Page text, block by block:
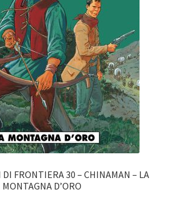
FRONTIERA 30 – CHINAMAN – LA
MONTAGNA D’ORO